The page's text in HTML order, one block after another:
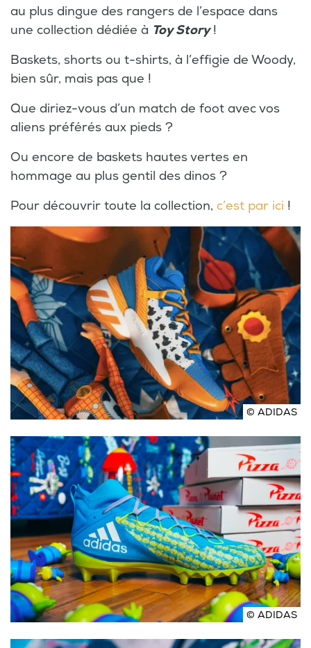
au plus dingue des rangers de l’espace dans
une collection dédiée à Toy Story!
Baskets, shorts ou t-shirts, à l’effigie de Woody,
bien sûr, mais pas que !
Que diriez-vous d’un match de foot avec vos
aliens préférés aux pieds ?
Ou encore de baskets hautes vertes en
hommage au plus gentil des dinos ?
Pour découvrir toute la collection, c’est par ici !
© ADIDAS
© ADIDAS